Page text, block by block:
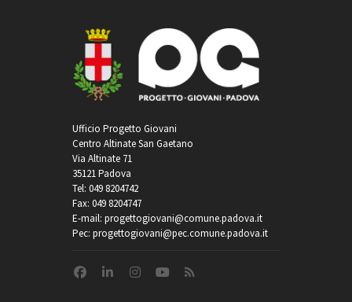
Ufficio Progetto Giovani
Centro Altinate San Gaetano
Via Altinate 71
35121 Padova
Tel: 049 8204742
Fax: 049 8204747
E-mail: progettogiovani@comune.padova.it
Pec: progettogiovani@pec.comune.padova.it